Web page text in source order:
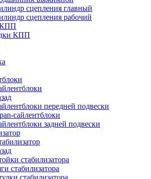
сцепления главный
сцепления рабочий
КПП
передней подвески
сайлентблоки
задней подвески
стабилизатора
стабилизатора
стабилизатора